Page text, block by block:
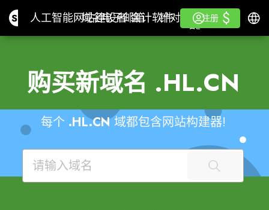
Site.pro人工智能网站建设者
人工智能网站建设者
域名
域名电子邮箱
电子邮箱会计软件
会计软件针对分销商白色标签
针对分销商
白色标签
学习
学习
注册
注册
登录 $
$ 简体
购买新域名 .HL.CN
每个 .HL.CN域都包含网站构建器!